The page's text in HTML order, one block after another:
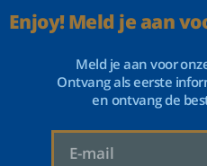
Enjoy! Meld je aan
Meld je aan voor
Ontvang als eerste
en ontvang de